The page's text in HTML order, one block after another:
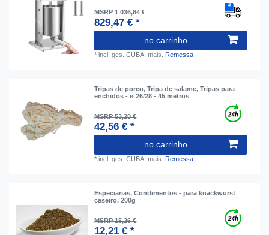
MSRP 1 036,84 €
829,47 € *
no carrinho
*incl. ges. CUBA. mais. Remessa
Tripas de porco, Tripa de salame, Tripas para
enchidos - ø 26/28 - 45 metros
MSRP 53,20 €
42,56 € *
no carrinho
*incl. ges. CUBA. mais. Remessa
Especiarias, Condimentos - para knackwurst
caseiro, 200g
MSRP 15,26 €
12,21 € *